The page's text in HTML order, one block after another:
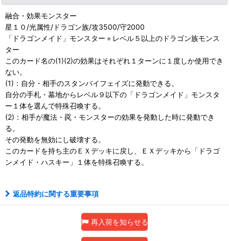
融合・効果モンスター
星１０/光属性/ドラゴン族/攻3500/守2000
「ドラゴンメイド」モンスター＋レベル５以上のドラゴン族モンス
ター
このカード名の(1)(2)の効果はそれぞれ１ターンに１度しか使用でき
ない。
(1)：自分・相手のスタンバイフェイズに発動できる。
自分の手札・墓地からレベル９以下の「ドラゴンメイド」モンスタ
ー１体を選んで特殊召喚する。
(2)：相手が魔法・罠・モンスターの効果を発動した時に発動でき
る。
その発動を無効にし破壊する。
このカードを持ち主のＥＸデッキに戻し、ＥＸデッキから「ドラゴ
ンメイド・ハスキー」１体を特殊召喚する。
返品特約に関する重要事項
再入荷を知らせる